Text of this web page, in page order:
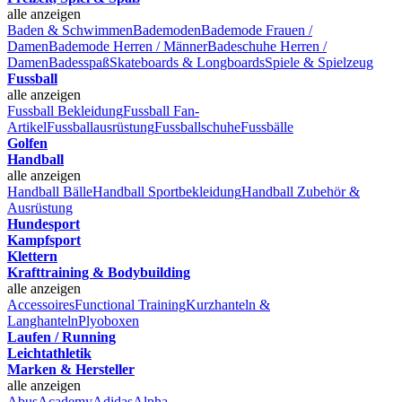
alle anzeigen
Baden & SchwimmenBademodenBademode Frauen /
DamenBademode Herren / MännerBadeschuhe Herren /
DamenBadesspaßSkateboards & LongboardsSpiele & Spielzeug
Fussball
alle anzeigen
Fussball BekleidungFussball Fan-
ArtikelFussballausrüstungFussballschuheFussbälle
Golfen
Handball
alle anzeigen
Handball BälleHandball SportbekleidungHandball Zubehör &
Ausrüstung
Hundesport
Kampfsport
Klettern
Krafttraining & Bodybuilding
alle anzeigen
AccessoiresFunctional TrainingKurzhanteln &
LanghantelnPlyoboxen
Laufen / Running
Leichtathletik
Marken & Hersteller
alle anzeigen